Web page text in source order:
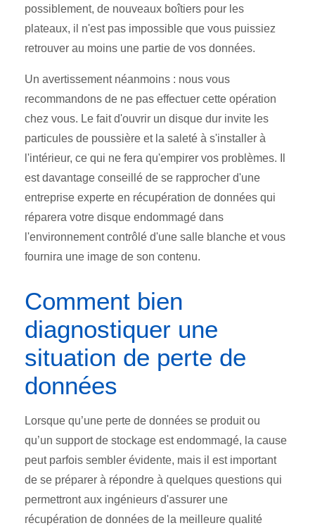
possiblement, de nouveaux boîtiers pour les
plateaux, il n'est pas impossible que vous puissiez
retrouver au moins une partie de vos données.
Un avertissement néanmoins : nous vous
recommandons de ne pas effectuer cette opération
chez vous. Le fait d'ouvrir un disque dur invite les
particules de poussière et la saleté à s'installer à
l'intérieur, ce qui ne fera qu'empirer vos problèmes. Il
est davantage conseillé de se rapprocher d'une
entreprise experte en récupération de données qui
réparera votre disque endommagé dans
l'environnement contrôlé d'une salle blanche et vous
fournira une image de son contenu.
Comment bien
diagnostiquer une
situation de perte de
données
Lorsque qu’une perte de données se produit ou
qu’un support de stockage est endommagé, la cause
peut parfois sembler évidente, mais il est important
de se préparer à répondre à quelques questions qui
permettront aux ingénieurs d'assurer une
récupération de données de la meilleure qualité